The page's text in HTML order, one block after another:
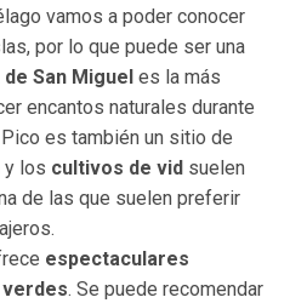
vamos a poder conocer
por lo que puede ser una
San Miguel es la más
encantos naturales durante
es también un sitio de
y los cultivos de vid suelen
de las que suelen preferir
espectaculares
. Se puede recomendar